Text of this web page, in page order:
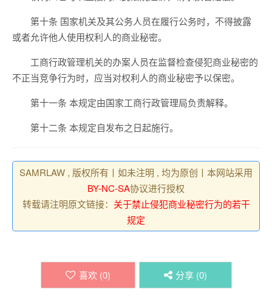
第十条 国家机关及其公务人员在履行公务时，不得披露
或者允许他人使用权利人的商业秘密。
工商行政管理机关的办案人员在监督检查侵犯商业秘密的
不正当竞争行为时，应当对权利人的商业秘密予以保密。
第十一条 本规定由国家工商行政管理局负责解释。
第十二条 本规定自发布之日起施行。
SAMRLAW , 版权所有丨如未注明 , 均为原创丨本网站采用
BY-NC-SA协议进行授权
转载请注明原文链接： 关于禁止侵犯商业秘密行为的若干
规定
喜欢 (0) 分享 (0)